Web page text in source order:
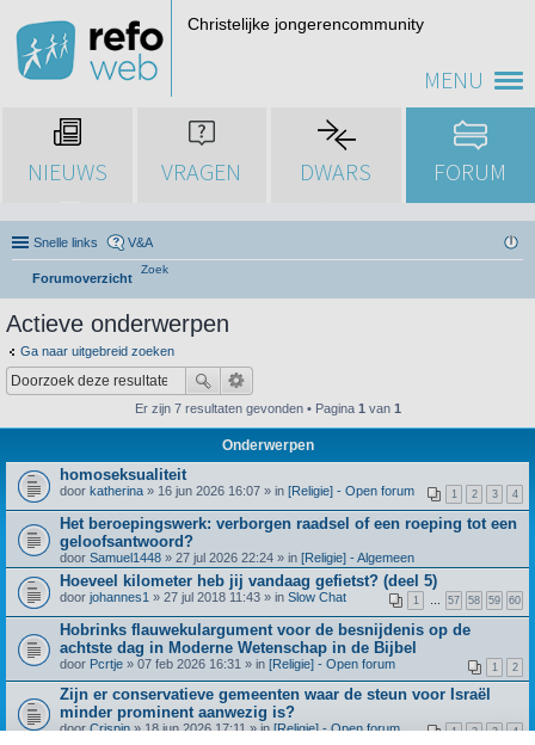
MENU
Christelijke jongerencommunity
NIEUWS VRAGEN DWARS FORUM
Snelle links V&A
Forumoverzicht
Zoek
Actieve onderwerpen
Ga naar uitgebreid zoeken
Er zijn 7 resultaten gevonden • Pagina 1 van 1
Onderwerpen
homoseksualiteit
1 2 3 4
door katherina » 16 jun 2026 16:07 » in [Religie] - Open forum
Het beroepingswerk: verborgen raadsel of een roeping tot een
geloofsantwoord?
door Samuel1448 » 27 jul 2026 22:24 » in [Religie] - Algemeen
Hoeveel kilometer heb jij vandaag gefietst? (deel 5)
1 57 58 59 60
door johannes1 » 27 jul 2018 11:43 » in Slow Chat
Hobrinks flauwekulargument voor de besnijdenis op de
achtste dag in Moderne Wetenschap in de Bijbel
1 2
door Pcrtje » 07 feb 2026 16:31 » in [Religie] - Open forum
Zijn er conservatieve gemeenten waar de steun voor Israël
minder prominent aanwezig is?
1 2 3 4
doorCrispin» 18 jun 2026 17:11 » in[Religie] - Open forum